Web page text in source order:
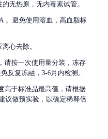
无热原，无内毒素试管。
。避免使用溶血，高血脂标
心去除。
请按一次使用量分装，冻存
反复冻融，3-6月内检测。
高于标准品最高值，请根据
议做预实验，以确定稀释倍